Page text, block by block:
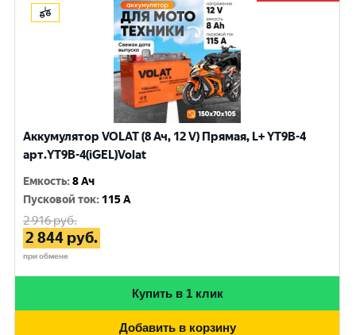
Аккумулятор VOLAT (8 Ач, 12 V) Прямая, L+ YT9B-4
арт.YT9B-4(iGEL)Volat
Емкость:8 Ач
Пусковой ток: 115 A
2 916руб.
2 844 руб.
при обмене
Купить в 1 клик
Добавить в корзину